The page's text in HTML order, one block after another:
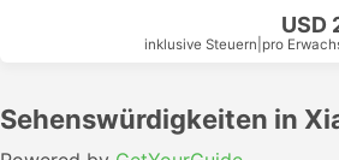
USD
inklusive Steuern pro
Sehenswürdigkeiten in